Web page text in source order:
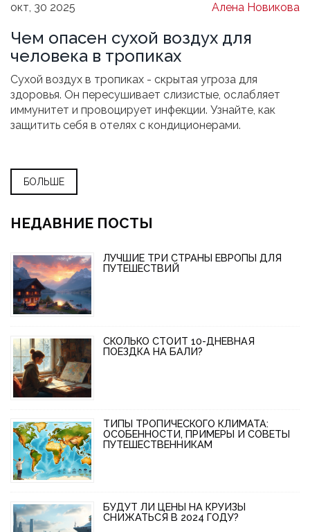
окт, 30 2025 Алена Новикова
Чем опасен сухой воздух для
человека в тропиках
Сухой воздух в тропиках - скрытая угроза для
здоровья. Он пересушивает слизистые, ослабляет
иммунитет и провоцирует инфекции. Узнайте, как
защитить себя в отелях с кондиционерами.
БОЛЬШЕ
НЕДАВНИЕ ПОСТЫ
ЛУЧШИЕ ТРИ СТРАНЫ ЕВРОПЫ ДЛЯ
ПУТЕШЕСТВИЙ
СКОЛЬКО СТОИТ 10-ДНЕВНАЯ
ПОЕЗДКА НА БАЛИ?
ТИПЫ ТРОПИЧЕСКОГО КЛИМАТА:
ОСОБЕННОСТИ, ПРИМЕРЫ И СОВЕТЫ
ПУТЕШЕСТВЕННИКАМ
БУДУТ ЛИ ЦЕНЫ НА КРУИЗЫ
СНИЖАТЬСЯ В 2024 ГОДУ?